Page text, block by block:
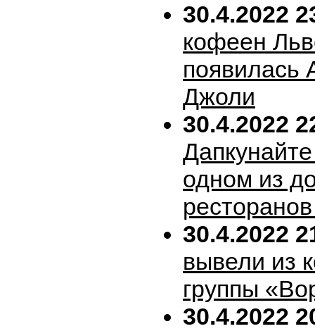
30.4.2022
кофеен
появилась
Джоли
30.4.2022
одном из
30.4.2022
вывели из
группы
30.4.2022